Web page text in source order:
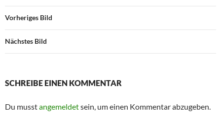
Vorheriges Bild
Nächstes Bild
SCHREIBE EINEN KOMMENTAR
Du musstangemeldetsein, um einen Kommentar abzugeben.